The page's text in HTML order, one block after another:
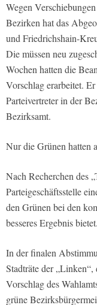
Wegen
Bezirken hat das
und Friedrichshain-
Die müssen neu
Wochen hatten die
Vorschlag erarbeitet.
Parteivertreter in der
Bezirksamt.
Nur die Grünen hatten
Nach Recherchen des
Parteigeschäftsstelle
den Grünen bei den
besseres Ergebnis bietet.
In der finalen
Stadträte der
Vorschlag des
grüne